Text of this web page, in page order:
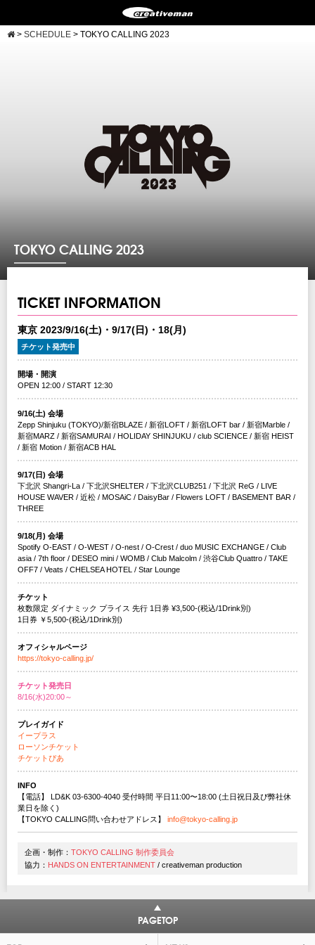
> SCHEDULE > TOKYO CALLING 2023
TOKYO CALLING 2023
TICKET INFORMATION
東京 2023/9/16(土)・9/17(日)・18(月)
チケット発売中
開場・開演
OPEN 12:00 / START 12:30
9/16(土) 会場
Zepp Shinjuku (TOKYO)/新宿BLAZE / 新宿LOFT / 新宿LOFT bar / 新宿Marble /
新宿MARZ / 新宿SAMURAI / HOLIDAY SHINJUKU / club SCIENCE / 新宿 HEIST
/ 新宿 Motion / 新宿ACB HAL
9/17(日) 会場
下北沢 Shangri-La / 下北沢SHELTER / 下北沢CLUB251 / 下北沢 ReG / LIVE
HOUSE WAVER / 近松 / MOSAiC / DaisyBar / Flowers LOFT / BASEMENT BAR /
THREE
9/18(月) 会場
Spotify O-EAST / O-WEST / O-nest / O-Crest / duo MUSIC EXCHANGE / Club
asia / 7th floor / DESEO mini / WOMB / Club Malcolm / 渋⾕Club Quattro / TAKE
OFF7 / Veats / CHELSEA HOTEL / Star Lounge
チケット
枚数限定 ダイナミック プライス 先⾏ 1⽇券 ¥3,500-(税込/1Drink別)
1日券 ￥5,500-(税込/1Drink別)
オフィシャルページ
https://tokyo-calling.jp/
チケット発売日
8/16(水)20:00～
プレイガイド
イープラス
ローソンチケット
チケットぴあ
INFO
【電話】 LD&K 03-6300-4040 受付時間 平⽇11:00〜18:00 (⼟⽇祝⽇及び弊社休
業⽇を除く)
【TOKYO CALLING問い合わせアドレス】 info@tokyo-calling.jp
企画・制作： TOKYO CALLING 制作委員会
協力： HANDS ON ENTERTAINMENT / creativeman production
PAGETOP